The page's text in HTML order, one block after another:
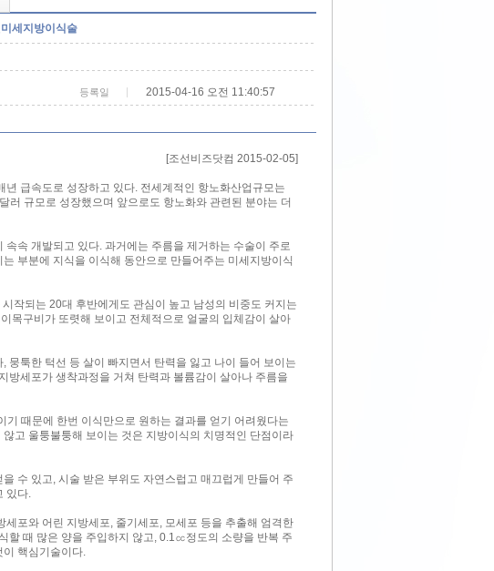
세지방이식술
등록일 2015-04-16 오전 11:40:57
[조선비즈닷컴 2015-02-05]
급속도로 성장하고 있다. 전세계적인 항노화산업규모는
규모로 성장했으며 앞으로도 항노화와 관련된 분야는 더
속 개발되고 있다. 과거에는 주름을 제거하는 수술이 주로
부분에 지식을 이식해 동안으로 만들어주는 미세지방이식
작되는 20대 후반에게도 관심이 높고 남성의 비중도 커지는
목구비가 또렷해 보이고 전체적으로 얼굴의 입체감이 살아
뭉툭한 턱선 등 살이 빠지면서 탄력을 잃고 나이 들어 보이는
방세포가 생착과정을 거쳐 탄력과 볼륨감이 살아나 주름을
때문에 한번 이식만으로 원하는 결과를 얻기 어려웠다는
고 울퉁불퉁해 보이는 것은 지방이식의 치명적인 단점이라
수 있고, 시술 받은 부위도 자연스럽고 매끄럽게 만들어 주
있다.
세포와 어린 지방세포, 줄기세포, 모세포 등을 추출해 엄격한
할 때 많은 양을 주입하지 않고, 0.1㏄정도의 소량을 반복 주
이 핵심기술이다.